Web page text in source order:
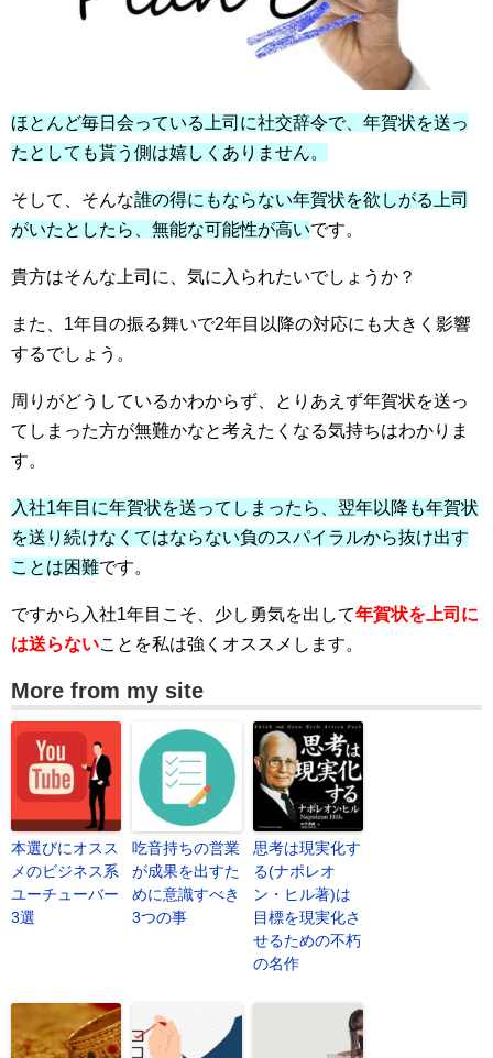
ほとんど毎日会っている上司に社交辞令で、年賀状を送っ
たとしても貰う側は嬉しくありません。
そして、そんな誰の得にもならない年賀状を欲しがる上司
がいたとしたら、無能な可能性が高いです。
貴方はそんな上司に、気に入られたいでしょうか？
また、1年目の振る舞いで2年目以降の対応にも大きく影響
するでしょう。
周りがどうしているかわからず、とりあえず年賀状を送っ
てしまった方が無難かなと考えたくなる気持ちはわかりま
す。
入社1年目に年賀状を送ってしまったら、翌年以降も年賀状
を送り続けなくてはならない負のスパイラルから抜け出す
ことは困難です。
ですから入社1年目こそ、少し勇気を出して年賀状を上司に
は送らないことを私は強くオススメします。
More from my site
本選びにオスス
メのビジネス系
ユーチューバー
3選
吃音持ちの営業
が成果を出すた
めに意識すべき
3つの事
思考は現実化す
る(ナポレオ
ン・ヒル著)は
目標を現実化さ
せるための不朽
の名作